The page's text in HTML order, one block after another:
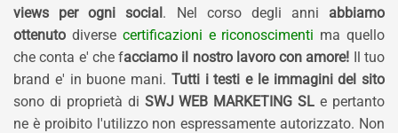
views per ogni social. Nel corso degli anni abbiamo
ottenuto diverse certificazioni e riconoscimenti ma quello
che conta e' che facciamo il nostro lavoro con amore! Il tuo
brand e' in buone mani. Tutti i testi e le immagini del sito
sono di proprietà di SWJ WEB MARKETING SL e pertanto
ne è proibito l'utilizzo non espressamente autorizzato. Non